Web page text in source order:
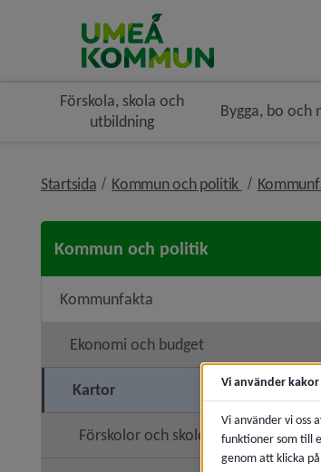
Förskola, skola och
utbildning
Bygga, bo och
Startsida Kommun och politik nivå i
Kommun och politik
Kommunfakta
Ekonomi och budget
Kartor
Förskolor och skolor
Vi använder
Vi använder vi oss
funktioner som till
genom att klicka